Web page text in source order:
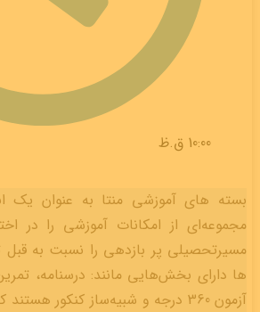
10:00 ق.ظ
بسته های آموزشی منتا به عنوان یک
مجموعه‌ای از امکانات آموزشی را در
مسیرتحصیلی پر بازدهی را نسبت به قبل
ها دارای بخش‌هایی مانند: درسنامه،
آزمون 360 درجه و شبیه‌ساز کنکور